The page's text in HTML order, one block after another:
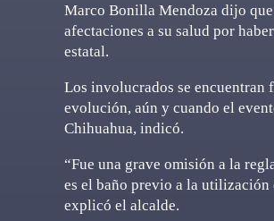
Marco Bonilla Mendoza dijo
afectaciones a su salud por
estatal.
Los involucrados se encuentran
evolución, aún y cuando el
Chihuahua, indicó.
“Fue una grave omisión a la
es el baño previo a la utilización
explicó el alcalde.